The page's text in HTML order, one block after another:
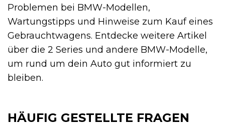
Problemen bei BMW-Modellen,
Wartungstipps und Hinweise zum Kauf eines
Gebrauchtwagens. Entdecke weitere Artikel
über die 2 Series und andere BMW-Modelle,
um rund um dein Auto gut informiert zu
bleiben.
HÄUFIG GESTELLTE FRAGEN